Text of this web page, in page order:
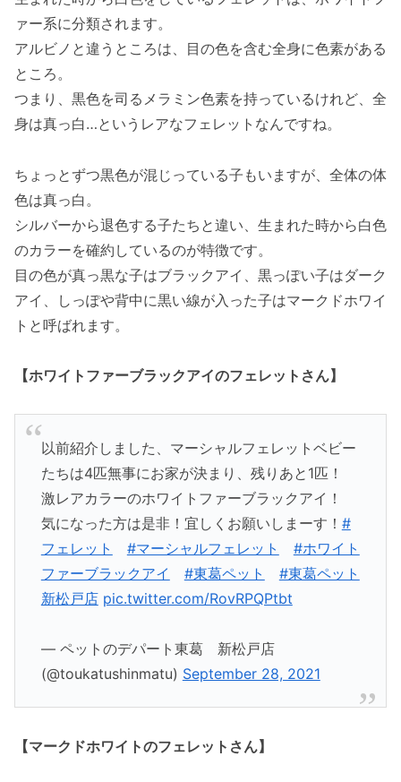
ァー系に分類されます。
アルビノと違うところは、目の色を含む全身に色素がある
ところ。
つまり、黒色を司るメラミン色素を持っているけれど、全
身は真っ白…というレアなフェレットなんですね。
ちょっとずつ黒色が混じっている子もいますが、全体の体
色は真っ白。
シルバーから退色する子たちと違い、生まれた時から白色
のカラーを確約しているのが特徴です。
目の色が真っ黒な子はブラックアイ、黒っぽい子はダーク
アイ、しっぽや背中に黒い線が入った子はマークドホワイ
トと呼ばれます。
【ホワイトファーブラックアイのフェレットさん】
以前紹介しました、マーシャルフェレットベビー
たちは4匹無事にお家が決まり、残りあと1匹！
激レアカラーのホワイトファーブラックアイ！
気になった方は是非！宜しくお願いしまーす！ #
フェレット
#マーシャルフェレット
#ホワイト
ファーブラックアイ
#東葛ペット
#東葛ペット
新松戸店 pic.twitter.com/RovRPQPtbt
— ペットのデパート東葛 新松戸店
(@toukatushinmatu) September 28, 2021
【マークドホワイトのフェレットさん】